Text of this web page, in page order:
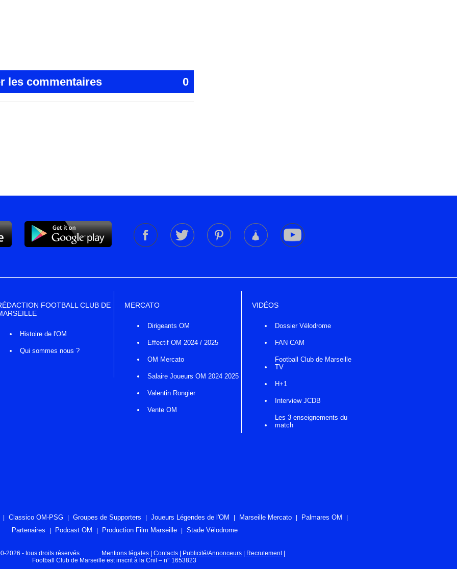
les commentaires 0
FOOTBALL CLUB DE
Histoire de l'OM
Qui sommes nous ?
MERCATO
Dirigeants OM
Effectif OM 2024 / 2025
OM Mercato
Salaire Joueurs OM 2024 2025
Valentin Rongier
Vente OM
VIDÉOS
Dossier Vélodrome
FAN CAM
Football Club de Marseille
TV
H+1
Interview JCDB
Les 3 enseignements du
match
Classico OM-PSG Groupes de Supporters Joueurs Légendes de l'OM Marseille Mercato
Palmares OM
Partenaires
Podcast OM Production Film Marseille Stade Vélodrome
2026 - tous droits réservés Mentions légales | Contacts | Publicité/Annonceurs | Recrutement|
Football Club de Marseille est inscrit à la Cnil – n° 1653823